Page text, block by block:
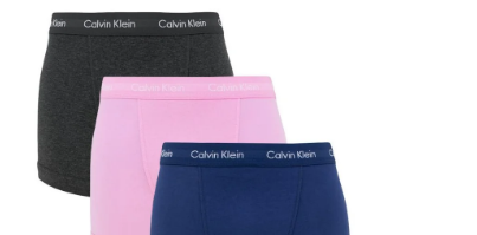
je
0,0